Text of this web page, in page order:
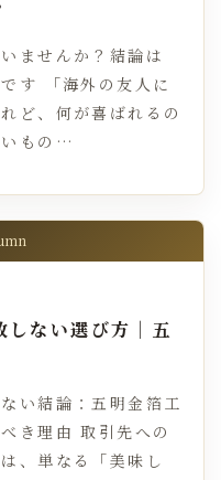
ませんか？結論は
す 「海外の友人に
ど、何が喜ばれるの
いもの…
しない選び方｜五
い結論：五明金箔工
き理由 取引先への
、単なる「美味し